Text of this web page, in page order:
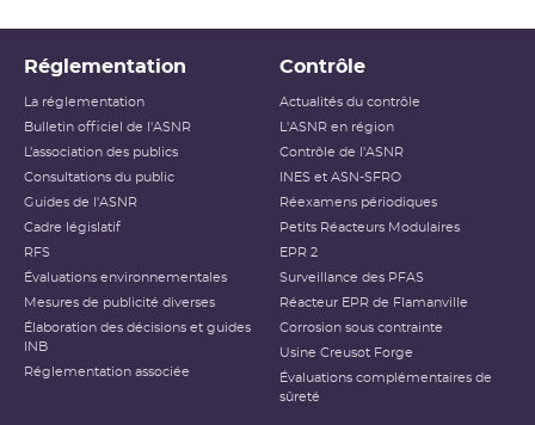
Réglementation
La réglementation
Bulletin officiel de l'ASNR
L’association des publics
Consultations du public
Guides de l'ASNR
Cadre législatif
RFS
Évaluations environnementales
Mesures de publicité diverses
Élaboration des décisions et guides
INB
Réglementation associée
Contrôle
Actualités du contrôle
L'ASNR en région
Contrôle de l'ASNR
INES et ASN-SFRO
Réexamens périodiques
Petits Réacteurs Modulaires
EPR 2
Surveillance des PFAS
Réacteur EPR de Flamanville
Corrosion sous contrainte
Usine Creusot Forge
Évaluations complémentaires de
sûreté